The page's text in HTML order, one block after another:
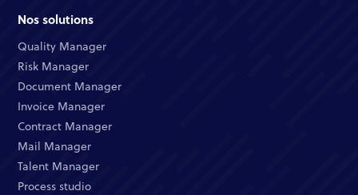
Nos solutions
Quality Manager​
Risk Manager​
Document Manager​
Invoice Manager​
Contract Manager​
Mail Manager​
Talent Manager​
Process studio